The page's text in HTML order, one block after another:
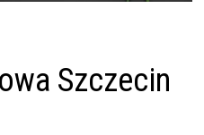
Szczecin